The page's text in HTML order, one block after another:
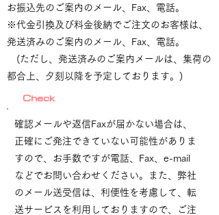
お振込先のご案内のメール、Fax、電話。
※代金引換及び料金後納でご注文のお客様は、
発送済みのご案内のメール、Fax、電話。
(ただし、発送済みのご案内メールは、集荷の
都合上、夕刻以降を予定しております。)
Check
確認メールや返信Faxが届かない場合は、
正確にご発注できていない可能性がありま
すので、お手数ですが電話、Fax、e-mail
などでお問い合わせください。また、弊社
のメール送受信は、利便性を考慮して、転
送サービスを利用しておりますので、ご注